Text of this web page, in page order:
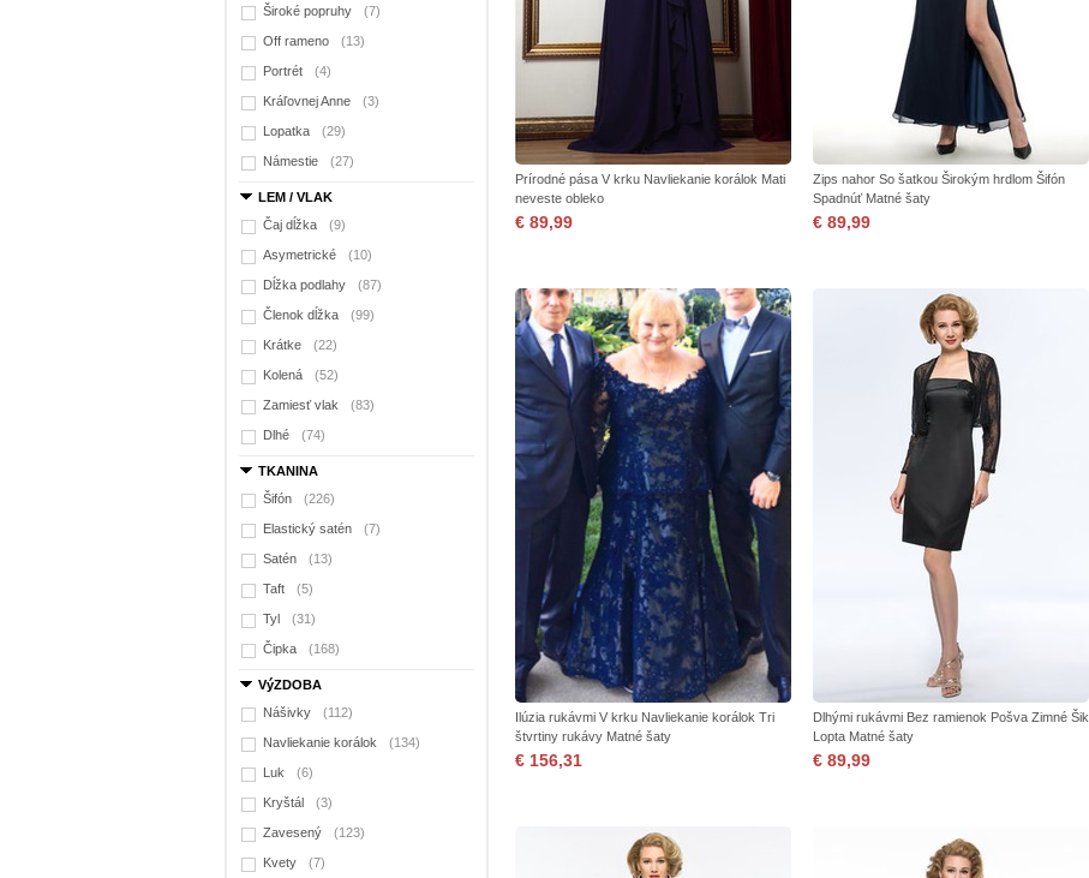
Široké popruhy (7)
Off rameno (13)
Portrét (4)
Kráľovnej Anne (3)
Lopatka (29)
Námestie (27)
LEM / VLAK
Čaj dĺžka
(9)
Asymetrické (10)
Dĺžka podlahy (87)
Členok dĺžka (99)
Krátke (22)
Kolená (52)
Zamiesť vlak (83)
Dlhé (74)
TKANINA
Šifón
(226)
Elastický satén (7)
Satén (13)
Taft (5)
Tyl (31)
Čipka (168)
VýZDOBA
Nášivky
(112)
Navliekanie korálok (134)
Luk (6)
Kryštál (3)
Zavesený (123)
Kvety (7)
Prírodné pása V krku Navliekanie korálok Mati
neveste obleko
€ 89,99
Zips nahor So šatkou Širokým hrdlom Šifón
Spadnúť Matné šaty
€ 89,99
Ilúzia rukávmi V krku Navliekanie korálok Tri
štvrtiny rukávy Matné šaty
€ 156,31
Dlhými rukávmi Bez ramienok Pošva Zimné Šik
Lopta Matné šaty
€ 89,99